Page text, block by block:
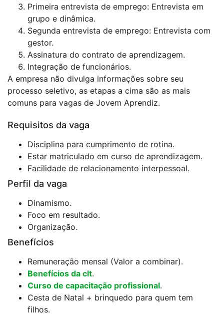
Primeira entrevista de emprego: Entrevista em
grupo e dinâmica.
Segunda entrevista de emprego: Entrevista com
gestor.
Assinatura do contrato de aprendizagem.
Integração de funcionários.
A empresa não divulga informações sobre seu
processo seletivo, as etapas a cima são as mais
comuns para vagas de Jovem Aprendiz.
Requisitos da vaga
Disciplina para cumprimento de rotina.
Estar matriculado em curso de aprendizagem.
Facilidade de relacionamento interpessoal.
Perfil da vaga
Dinamismo.
Foco em resultado.
Organização.
Benefícios
Remuneração mensal (Valor a combinar).
Benefícios da clt.
Curso de capacitação profissional.
Cesta de Natal + brinquedo para quem tem
filhos.